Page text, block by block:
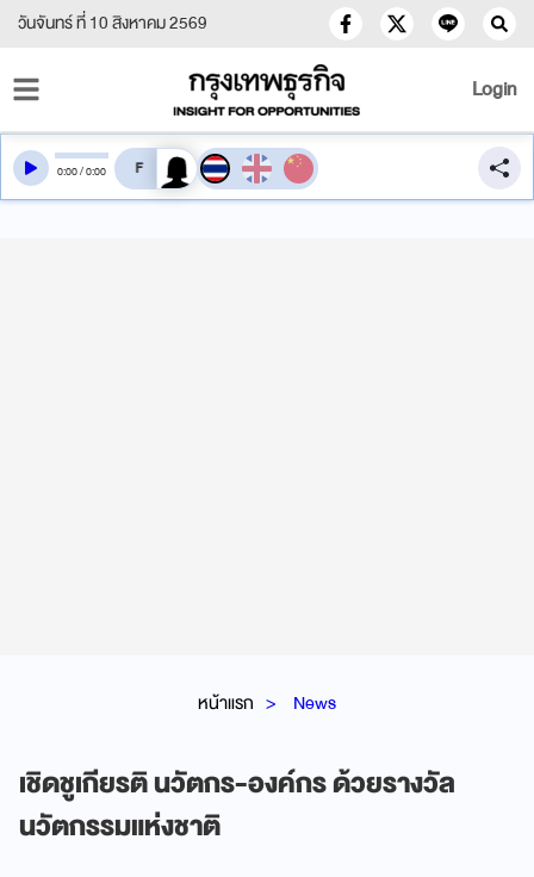
วันจันทร์ ที่ 10 สิงหาคม 2569
Login
หน้าแรก News
เชิดชูเกียรติ นวัตกร-องค์กร ด้วยรางวัล
นวัตกรรมแห่งชาติ
0:00/0:00 สลับเสียงอ่าน